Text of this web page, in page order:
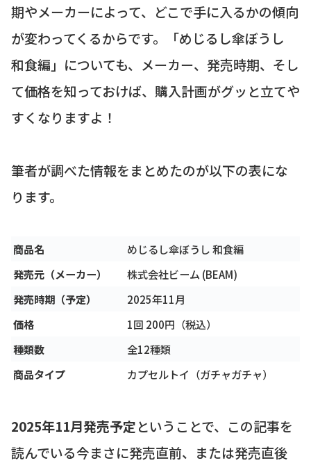
期やメーカーによって、どこで手に入るかの傾向
が変わってくるからです。「めじるし傘ぼうし
和食編」についても、メーカー、発売時期、そし
て価格を知っておけば、購入計画がグッと立てや
すくなりますよ！
筆者が調べた情報をまとめたのが以下の表にな
ります。
商品名
めじるし傘ぼうし 和食編
発売元（メーカー）
株式会社ビーム (BEAM)
発売時期（予定）
2025年11月
価格
1回 200円（税込）
種類数
全12種類
商品タイプ
カプセルトイ（ガチャガチャ）
2025年11月発売予定ということで、この記事を
読んでいる今まさに発売直前、または発売直後